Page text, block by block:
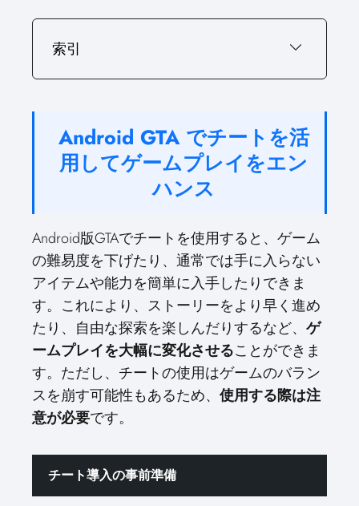
索引
Android GTA でチートを活
用してゲームプレイをエン
ハンス
Android版GTAでチートを使用すると、ゲーム
の難易度を下げたり、通常では手に入らない
アイテムや能力を簡単に入手したりできま
す。これにより、ストーリーをより早く進め
たり、自由な探索を楽しんだりするなど、 ゲ
ームプレイを大幅に変化させることができま
す。ただし、チートの使用はゲームのバラン
スを崩す可能性もあるため、 使用する際は注
意が必要です。
チート導入の事前準備